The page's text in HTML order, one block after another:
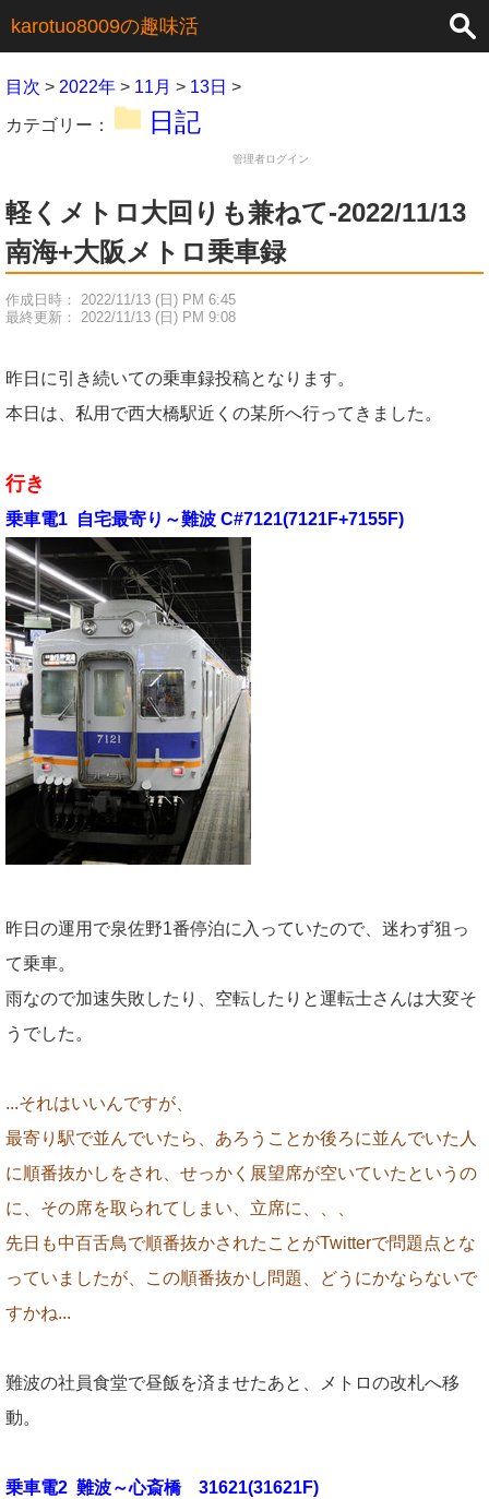
karotuo8009の趣味活 ×
目次 > 2022年 > 11月 > 13日 >
カテゴリー： 日記
管理者ログイン
軽くメトロ大回りも兼ねて-2022/11/13
南海+大阪メトロ乗車録
作成日時： 2022/11/13 (日) PM 6:45
最終更新： 2022/11/13 (日) PM 9:08
昨日に引き続いての乗車録投稿となります。
本日は、私用で西大橋駅近くの某所へ行ってきました。
行き
乗車電1 自宅最寄り～難波 C#7121(7121F+7155F)
昨日の運用で泉佐野1番停泊に入っていたので、迷わず狙っ
て乗車。
雨なので加速失敗したり、空転したりと運転士さんは大変そ
うでした。
...それはいいんですが、
最寄り駅で並んでいたら、あろうことか後ろに並んでいた人
に順番抜かしをされ、せっかく展望席が空いていたというの
に、その席を取られてしまい、立席に、、、
先日も中百舌鳥で順番抜かされたことがTwitterで問題点とな
っていましたが、この順番抜かし問題、どうにかならないで
すかね...
難波の社員食堂で昼飯を済ませたあと、メトロの改札へ移
動。
乗車電2 難波～心斎橋 31621(31621F)